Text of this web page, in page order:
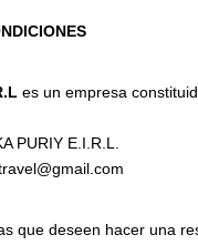
es un empresa
PURIY E.I.R.L.
que deseen hacer una